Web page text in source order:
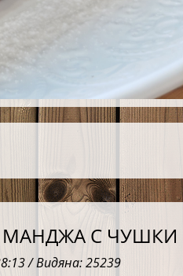
МАНДЖА С ЧУШКИ
/ Видяна: 25239